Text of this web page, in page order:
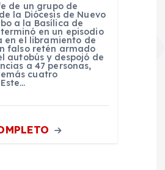
de un grupo de
la Diócesis de Nuevo
a la Basílica de
en un episodio
en el libramiento de
falso retén armado
autobús y despojó de
a 47 personas,
cuatro